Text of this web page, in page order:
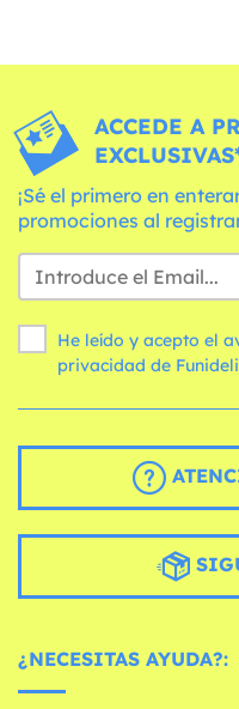
ACCEDE A
¡Sé el primero en
promociones al
He leído y acepto el
privacidad de
¿NECESITAS AYUDA?: